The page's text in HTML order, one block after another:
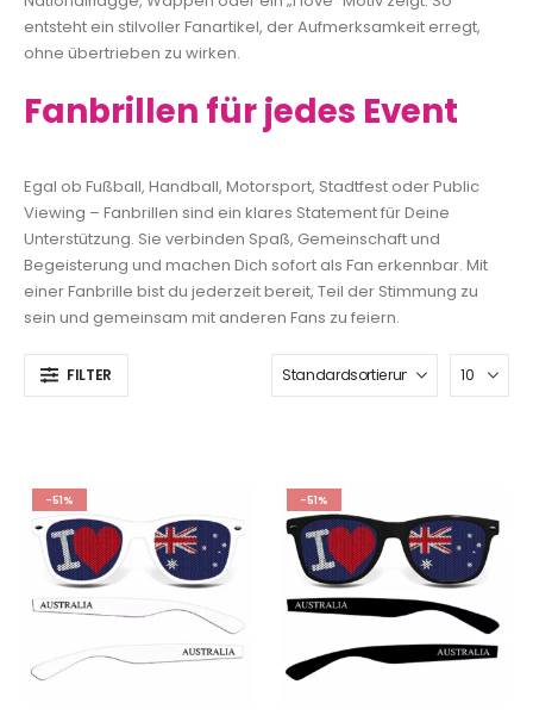
entsteht ein stilvoller Fanartikel, der Aufmerksamkeit erregt,
ohne übertrieben zu wirken.
Fanbrillen für jedes Event
Egal ob Fußball, Handball, Motorsport, Stadtfest oder Public
Viewing – Fanbrillen sind ein klares Statement für Deine
Unterstützung. Sie verbinden Spaß, Gemeinschaft und
Begeisterung und machen Dich sofort als Fan erkennbar. Mit
einer Fanbrille bist du jederzeit bereit, Teil der Stimmung zu
sein und gemeinsam mit anderen Fans zu feiern.
FILTER
-51% -51%